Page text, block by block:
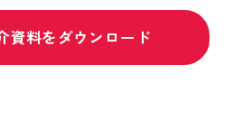
資料をダウンロード